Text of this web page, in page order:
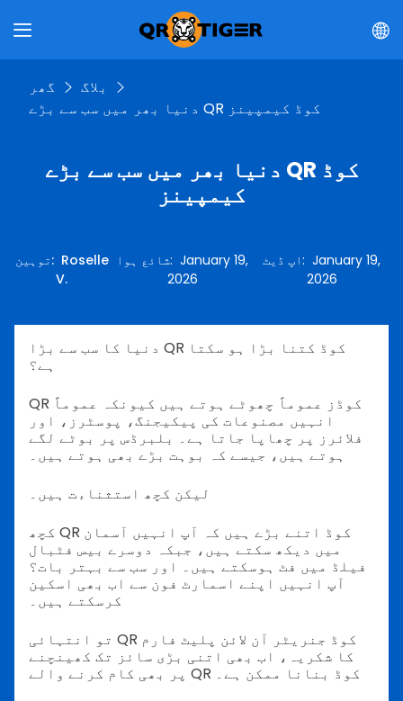
گھر
بلاگ
دنیا بھر میں سب سے بڑے QR کوڈ کیمپینز
دنیا بھر میں سب سے بڑے QR کوڈ
کیمپینز
توہین: Roselle
V.
شائع ہوا:January 19,
2026
اپ ڈیٹ:January 19,
2026
دنیا کا سب سے بڑا QR کوڈ کتنا بڑا ہو سکتا
ہے؟
QR کوڈز عموماً چھوٹے ہوتے ہیں کیونکہ عموماً
انہیں مصنوعات کی پیکیجنگ، پوسٹرز، اور
فلائرز پر چھاپا جاتا ہے۔ بلبرڈس پر بوٹے لگے
ہوتے ہیں، جیسے کہ بوہت بڑے بھی ہوتے ہیں۔
لیکن کچھ استثناءت ہیں۔
کچھ QR کوڈ اتنے بڑے ہیں کہ آپ انہیں آسمان
میں دیکھ سکتے ہیں، جبکہ دوسرے بیس فٹبال
فیلڈ میں فٹ ہوسکتے ہیں۔ اور سب سے بہتر بات؟
آپ انہیں اپنے اسمارٹ فون سے اب بھی اسکین
کرسکتے ہیں۔
تو انتہائی QR کوڈ جنریٹر آن لائن پلیٹ فارم
کا شکریہ، اب بھی اتنی بڑی سائز تک کھینچنے
پر بھی کام کرنے والے QR کوڈ بنانا ممکن ہے۔